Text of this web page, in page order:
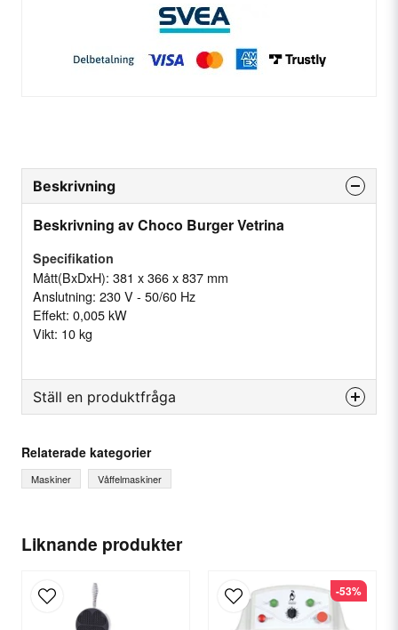
Liknande produkter
-53%
Beskrivning
Beskrivning av Choco Burger Vetrina
Specifikation
Mått(BxDxH): 381 x 366 x 837 mm
Anslutning: 230 V - 50/60 Hz
Effekt: 0,005 kW
Vikt: 10 kg
Ställ en produktfråga
Fråga oss något om denna produkten...
Ditt namn
email
E-postadress
Relaterade kategorier
Maskiner Våffelmaskiner